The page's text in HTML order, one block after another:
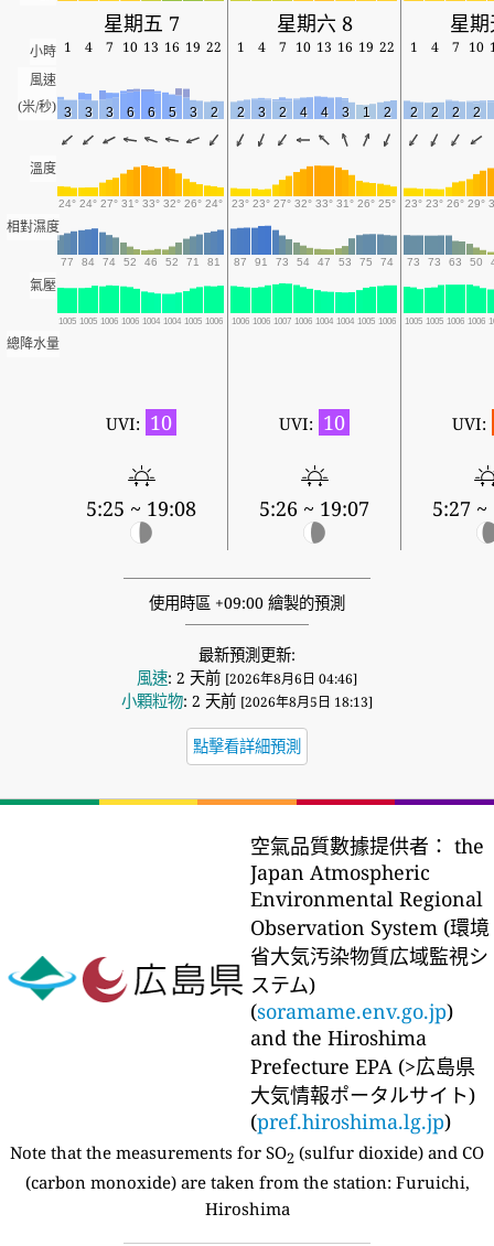
星期五 7 星期六 8 星
小時 1 4 7 10 13 16 19 22 1 4 7 10 13 16 19 22 1 4 7 10
風速
(米/秒) 3 3 3 6 6 5 3 2 2 3 2 4 4 3 1 2 2 2 2 2
溫度
24° 24° 27° 31° 33° 32° 26° 24° 23° 23° 27° 32° 33° 31° 26° 25° 23° 23° 26° 29°
相對濕度
77 84 74 52 46 52 71 81 87 91 73 54 47 53 75 74 73 73 63 50
氣壓
1005 1005 1006 1006 1004 1004 1005 1006 1006 1006 1007 1006 1004 1004 1005 1006 1005 1005 1006 1006
總降水量
UVI: 10
5:25 ~ 19:08
UVI: 10
5:26 ~ 19:07
UVI:
5:27 ~
使用時區 +09:00 繪製的預測
最新預測更新:
風速: 2 天前 [2026年8月6日 04:46]
小顆粒物: 2 天前 [2026年8月5日 18:13]
點擊看詳細預測
空氣品質數據提供者： the
Japan Atmospheric
Environmental Regional
Observation System (環境
省大気汚染物質広域監視シ
ステム)
(soramame.env.go.jp)
and the Hiroshima
Prefecture EPA (>広島県
大気情報ポータルサイト)
(pref.hiroshima.lg.jp)
Note that the measurements for SO2 (sulfur dioxide) and CO
(carbon monoxide) are taken from the station: Furuichi,
Hiroshima